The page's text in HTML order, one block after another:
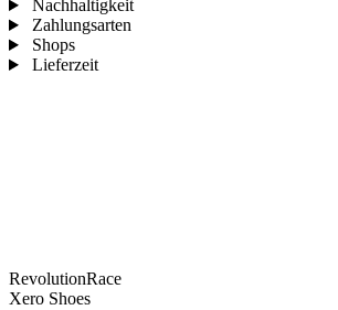
Nachhaltigkeit
Zahlungsarten
Shops
Lieferzeit
RevolutionRace
Xero Shoes